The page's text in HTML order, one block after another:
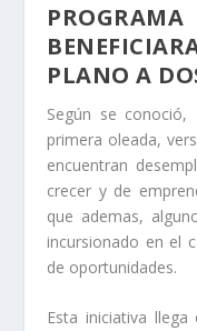
PLANO A
Según se
primera oleada,
encuentran
crecer y de
que ademas,
incursionado en el
de oportunidades.
Esta iniciativa